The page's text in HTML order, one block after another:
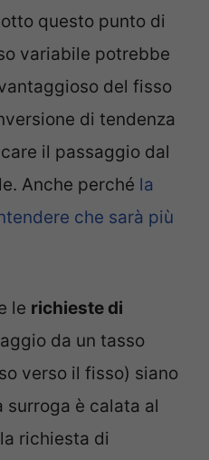
questo punto di
variabile potrebbe
del fisso
di tendenza
il passaggio dal
Anche perché la
che sarà più
le richieste di
da un tasso
verso il fisso) siano
surroga è calata al
richiesta di